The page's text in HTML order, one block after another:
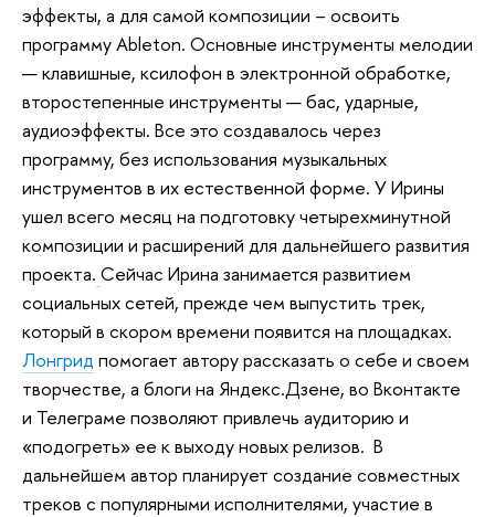
эффекты, а для самой композиции – освоить
программу Ableton. Основные инструменты мелодии
— клавишные, ксилофон в электронной обработке,
второстепенные инструменты — бас, ударные,
аудиоэффекты. Все это создавалось через
программу, без использования музыкальных
инструментов в их естественной форме. У Ирины
ушел всего месяц на подготовку четырехминутной
композиции и расширений для дальнейшего развития
проекта. Сейчас Ирина занимается развитием
социальных сетей, прежде чем выпустить трек,
который в скором времени появится на площадках.
Лонгрид помогает автору рассказать о себе и своем
творчестве, а блоги на Яндекс.Дзене, во Вконтакте
и Телеграме позволяют привлечь аудиторию и
«подогреть» ее к выходу новых релизов. В
дальнейшем автор планирует создание совместных
треков с популярными исполнителями, участие в